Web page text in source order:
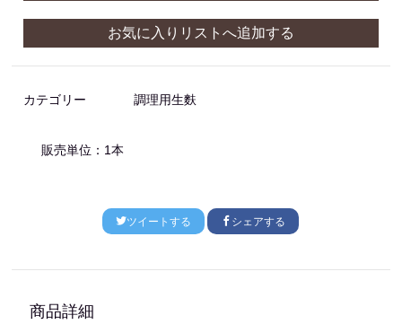
お気に入りリストへ追加する
カテゴリー 調理用生麩
販売単位：1本
ツイートする シェアする
商品詳細